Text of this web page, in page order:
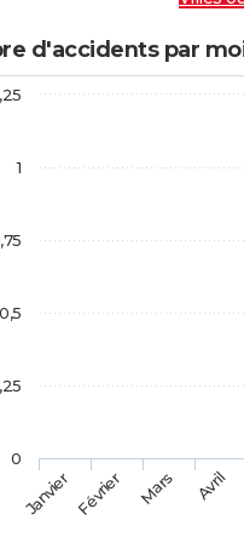
d'accidents par
JanvierFévrier Mars Avril
0
1
0,5